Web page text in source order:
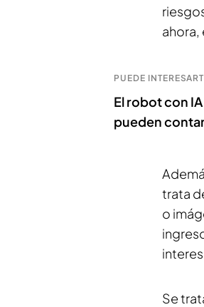
ahora,
PUEDE
El robot con
pueden
trata
o
Se